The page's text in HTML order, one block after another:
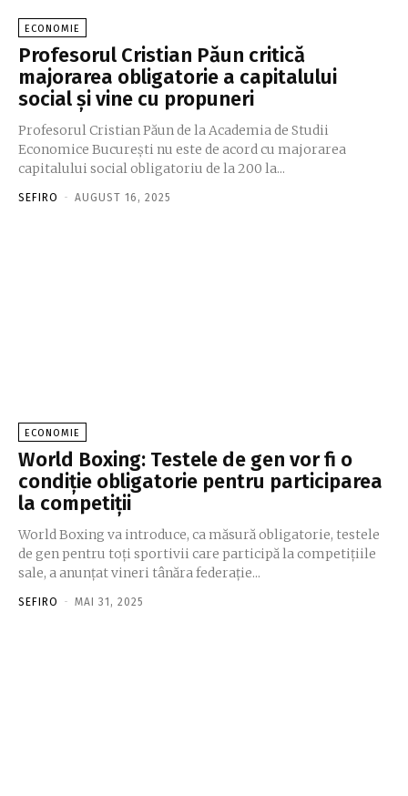
ECONOMIE
Profesorul Cristian Păun critică
majorarea obligatorie a capitalului
social și vine cu propuneri
Profesorul Cristian Păun de la Academia de Studii
Economice București nu este de acord cu majorarea
capitalului social obligatoriu de la 200 la...
SEFIRO - AUGUST 16, 2025
ECONOMIE
World Boxing: Testele de gen vor fi o
condiţie obligatorie pentru participarea
la competiţii
World Boxing va introduce, ca măsură obligatorie, testele
de gen pentru toţi sportivii care participă la competiţiile
sale, a anunţat vineri tânăra federaţie...
SEFIRO - MAI 31, 2025